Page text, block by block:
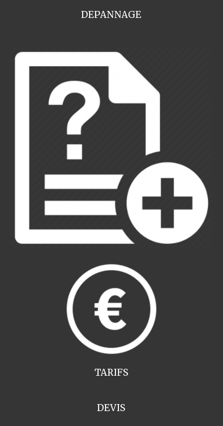
DEPANNAGE
TARIFS
DEVIS